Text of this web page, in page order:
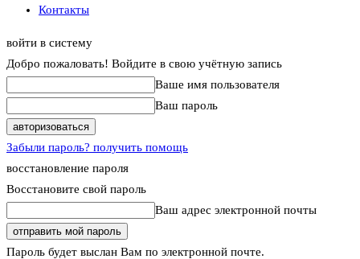
Контакты
войти в систему
Добро пожаловать! Войдите в свою учётную запись
Ваше имя пользователя
Ваш пароль
Забыли пароль? получить помощь
восстановление пароля
Восстановите свой пароль
Ваш адрес электронной почты
Пароль будет выслан Вам по электронной почте.